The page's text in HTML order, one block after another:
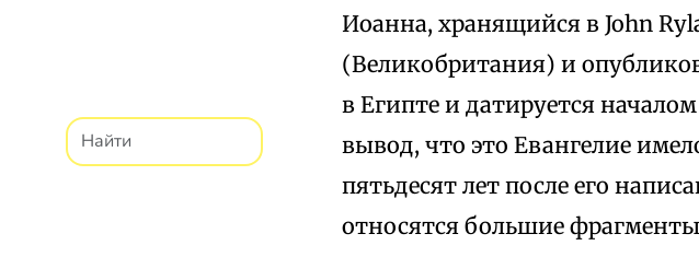
Иоанна, хранящийся в John
(Великобритания) и
в Египте и датируется
вывод, что это Евангелие
пятьдесят лет после его
относятся большие